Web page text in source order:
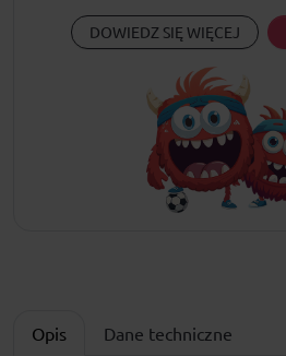
DOWIEDZ SIĘ WIĘCEJ
Opis Dane techniczne